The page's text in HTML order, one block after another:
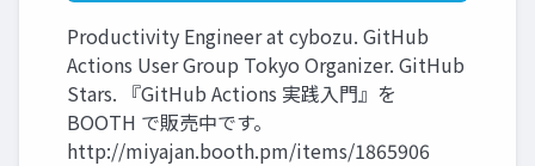
Productivity Engineer at cybozu. GitHub
Actions User Group Tokyo Organizer. GitHub
Stars. 『GitHub Actions 実践入門』を
BOOTH で販売中です。
http://miyajan.booth.pm/items/1865906